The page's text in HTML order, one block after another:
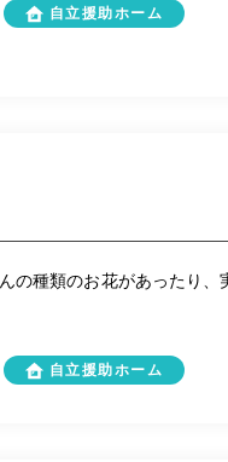
自立援助ホーム
の種類のお花があったり
自立援助ホーム